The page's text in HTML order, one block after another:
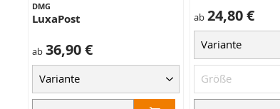
DMG
LuxaPost
ab 36,90 €
ab 24,80 €